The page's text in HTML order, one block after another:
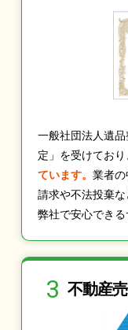
一般社団法人遺
定」を受けており
ています。 業者
請求や不法投棄
弊社で安心できる
3 不動産